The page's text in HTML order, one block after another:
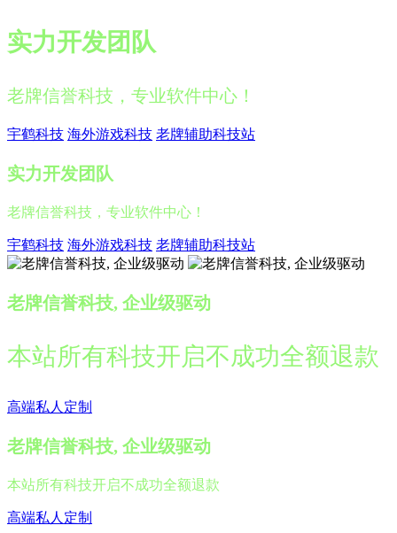
实力开发团队
老牌信誉科技，专业软件中心！
宇鹤科技 海外游戏科技 老牌辅助科技站
实力开发团队
老牌信誉科技，专业软件中心！
宇鹤科技 海外游戏科技 老牌辅助科技站
老牌信誉科技, 企业级驱动
本站所有科技开启不成功全额退款
高端私人定制
老牌信誉科技, 企业级驱动
本站所有科技开启不成功全额退款
高端私人定制